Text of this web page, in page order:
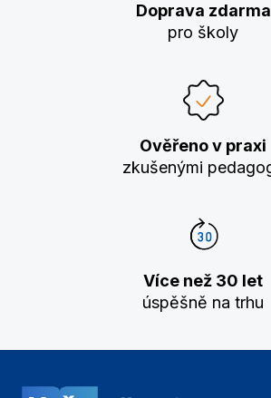
Doprava zdarma
pro školy
Ověřeno v praxi
zkušenými
Více než 30 let
úspěšně na trhu